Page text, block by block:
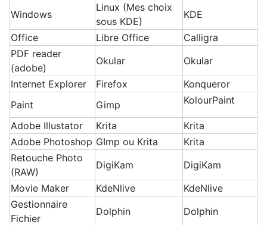
Windows
Linux (Mes choix
sous KDE)
KDE
Office
Libre Office
Calligra
PDF reader
(adobe)
Okular
Okular
Internet Explorer
Firefox
Konqueror
Paint
Gimp KolourPaint
Adobe Illustator Krita
Krita
Adobe Photoshop GImp ou Krita
Krita
Retouche Photo
(RAW)
DigiKam
DigiKam
Movie Maker
KdeNlive
KdeNlive
Gestionnaire
Fichier
Dolphin
Dolphin